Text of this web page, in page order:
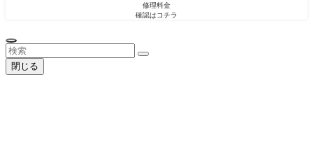
修理料金
確認はコチラ
閉じる